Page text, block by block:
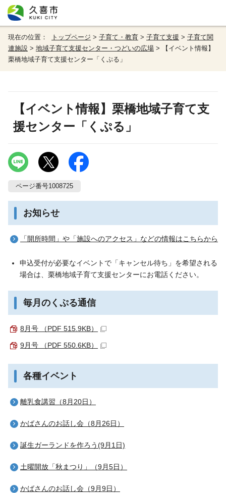
現在の位置： トップページ > 子育て・教育 > 子育て支援 > 子育て関
連施設 > 地域子育て支援センター・つどいの広場 > 【イベント情報】
栗橋地域子育て支援センター「くぷる」
【イベント情報】栗橋地域子育て支
援センター「くぷる」
ページ番号1008725
お知らせ
「開所時間」や「施設へのアクセス」などの情報はこちらから
申込受付が必要なイベントで「キャンセル待ち」を希望される
場合は、栗橋地域子育て支援センターにお電話ください。
毎月のくぷる通信
8月号 （PDF 515.9KB）
9月号 （PDF 550.6KB）
各種イベント
離乳食講習（8月20日）
かばさんのお話し会（8月26日）
誕生ガーランドを作ろう(9月1日)
土曜開放「秋まつり」（9月5日）
かばさんのお話し会（9月9日）